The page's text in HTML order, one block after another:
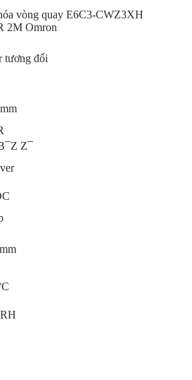
vòng quay E6C3-CWZ3XH
2M Omron
tương đối
Z Z